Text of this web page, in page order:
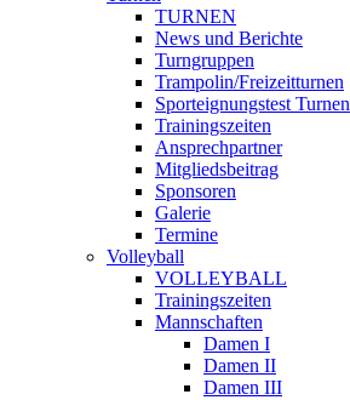
TURNEN
News und Berichte
Turngruppen
Trampolin/Freizeitturnen
Sporteignungstest Turnen
Trainingszeiten
Ansprechpartner
Mitgliedsbeitrag
Sponsoren
Galerie
Termine
Volleyball
VOLLEYBALL
Trainingszeiten
Mannschaften
Damen I
Damen II
Damen III